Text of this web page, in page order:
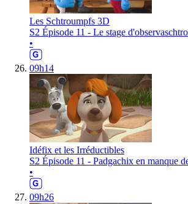
Les Schtroumpfs 3D
S2 Épisode 11 - Le stage
•
09h14
Idéfix et les Irréductibles
S2 Épisode 11 - Padgachix en manque
•
09h26